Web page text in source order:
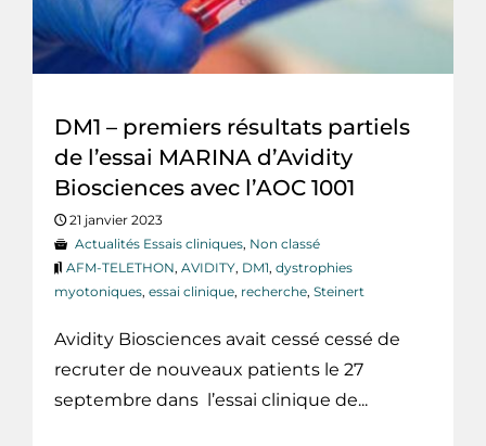
DM1 – premiers résultats partiels
de l’essai MARINA d’Avidity
Biosciences avec l’AOC 1001
21 janvier 2023
Actualités Essais cliniques, Non classé
AFM-TELETHON, AVIDITY, DM1, dystrophies
myotoniques, essai clinique, recherche, Steinert
Avidity Biosciences avait cessé cessé de
recruter de nouveaux patients le 27
septembre dans l’essai clinique de...